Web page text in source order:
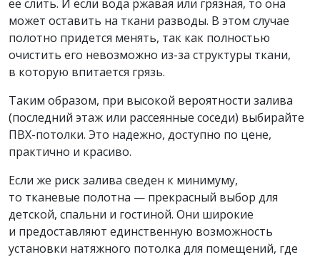
ее слить. И если вода ржавая или грязная, то она
может оставить на ткани разводы. В этом случае
полотно придется менять, так как полностью
очистить его невозможно из-за структуры ткани,
в которую впитается грязь.
Таким образом, при высокой вероятности залива
(последний этаж или рассеянные соседи) выбирайте
ПВХ-потолки. Это надежно, доступно по цене,
практично и красиво.
Если же риск залива сведен к минимуму,
то тканевые полотна — прекрасный выбор для
детской, спальни и гостиной. Они широкие
и предоставляют единственную возможность
установки натяжного потолка для помещений, где